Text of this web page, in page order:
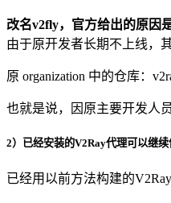
改名v2fly，官方给出的原因是
由于原开发者长期不上线，
原 organization 中的仓库：
也就是说，因原主要开发人
2）已经安装的V2Ray代理可以继续
已经用以前方法构建的